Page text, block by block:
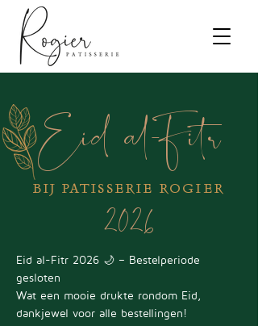
Eid al-Fitr
2026
Eid al-Fitr 2026 🌙 – Bestelperiode
gesloten
Wat een mooie drukte rondom Eid,
dankjewel voor alle bestellingen!
BIJ PATISSERIE ROGIER